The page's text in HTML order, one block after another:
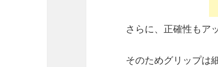
さらに、正確性もア
そのためグリップは